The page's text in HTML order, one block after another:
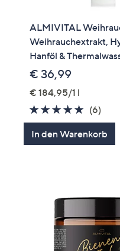
ALMIVITAL
Weihrauchextrakt,
Hanföl &
€ 36,99
€ 184,95/1 l
4.8
von
5
(6)
In den Warenkorb